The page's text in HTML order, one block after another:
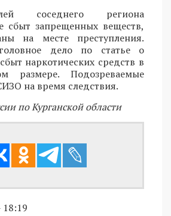
соседнего региона
сбыт запрещенных веществ,
на месте преступления.
дело по статье о
наркотических средств в
размере. Подозреваемые
на время следствия.
по Курганской области
18:19